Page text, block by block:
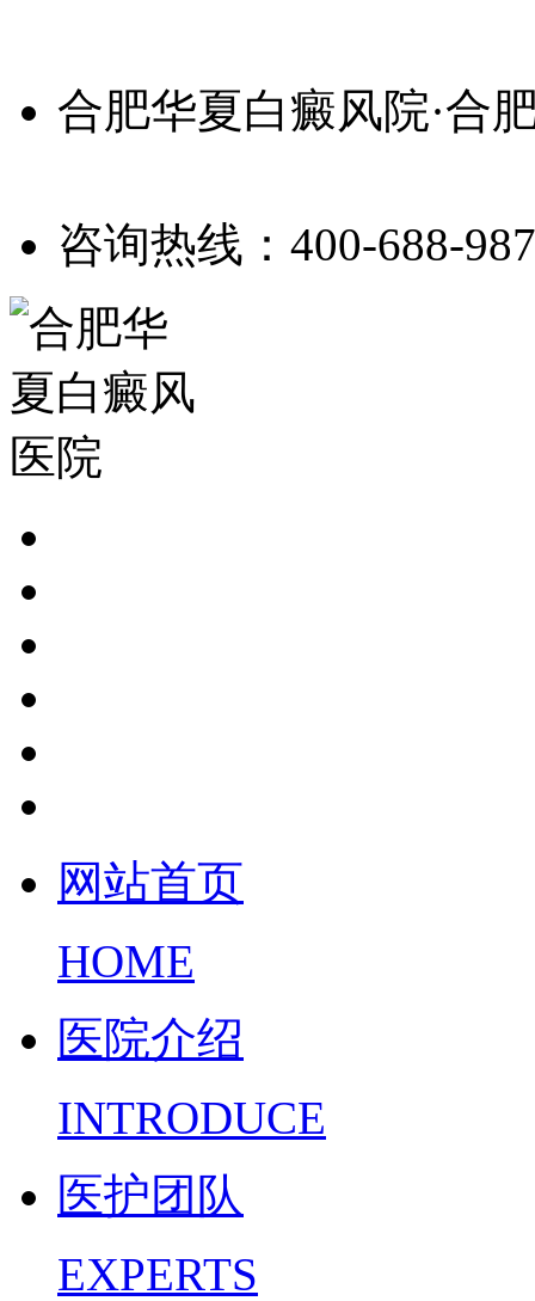
合肥华夏白癜风院·合
咨询热线：400-688-
网站首页
HOME
医院介绍
INTRODUCE
医护团队
EXPERTS